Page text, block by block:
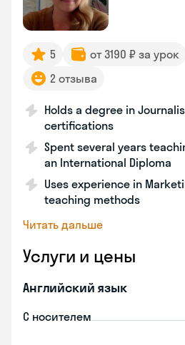
5 от 3190 ₽ за урок
2 отзыва
Holds a degree in
certifications
Spent several years
an International Diploma
Uses experience in
teaching methods
Читать дальше
Услуги и цены
Английский язык
С носителем